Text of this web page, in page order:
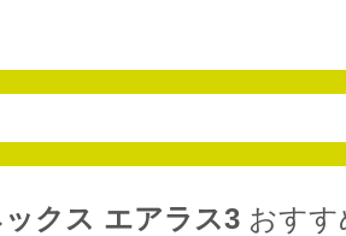
ックス エアラス3おすす